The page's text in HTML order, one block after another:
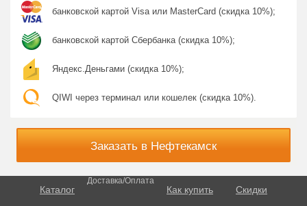
банковской картой Visa или MasterCard (скидка 10%);
банковской картой Сбербанка (скидка 10%);
Яндекс.Деньгами (скидка 10%);
QIWI через терминал или кошелек (скидка 10%).
Заказать в Нефтекамск
Каталог
Доставка/Оплата
Как купить
Скидки